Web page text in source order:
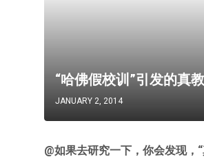
“哈佛假校训”引发的真
JANUARY 2, 2014
@如果去研究一下，你会发现，“